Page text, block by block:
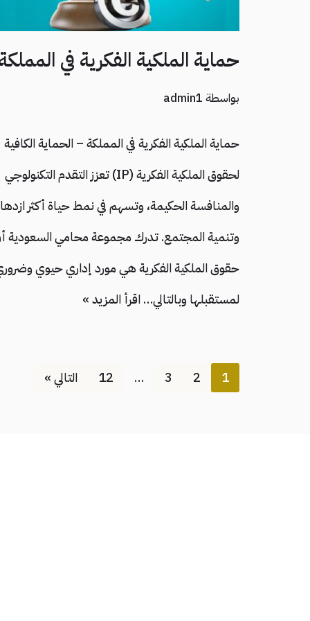
حماية الملكية الفكرية في
بواسطة admin1
حماية الملكية الفكرية في المملكة – الحماية الكافية
لحقوق الملكية الفكرية (IP) تعزز التقدم التكنولوجي
والمنافسة الحكيمة، وتسهم في نمط حياة أكثر
وتنمية المجتمع. تدرك مجموعة محامي السعودية
حقوق الملكية الفكرية هي مورد إداري حيوي
لمستقبلها وبالتالي…اقرأ المزيد »
1
2
3
…
12 التالي »